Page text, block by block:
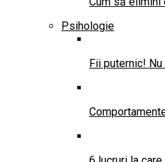
Psihologie
Fii puternic!